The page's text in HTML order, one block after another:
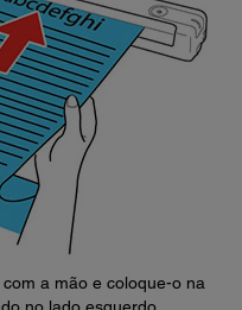
a mão e coloque-o na